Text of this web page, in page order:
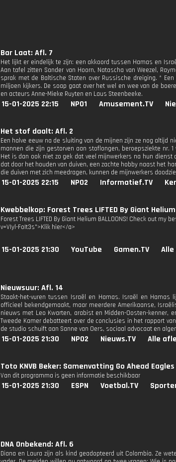
Bar Laat: Afl. 7
Het lijkt er eindelijk te zijn: een akkoord tussen Hamas en
Aan tafel zitten Sander van Hoorn, Natascha van Weezel,
sprak met de Baltische Staten over Russische dreiging. *
miljoen kijkers. De soap gaat over het wel en wee van de
en acteurs Anne-Mieke Ruyten en Laus Steenbeeke.
15-01-2025 22:15 NPO1 Amusement.TV
Het stof daalt: Afl. 2
Een halve eeuw na de sluiting van de mijnen zijn ze nog altijd
mannen die zijn gestorven aan stoflongen, beroepsziekte nr.
Het is dan ook niet zo gek dat veel mijnwerkers na hun
dat door het houden van duiven, een zachte hobby naast het
die duiven met zich meedragen, kunnen de mijnwerkers
15-01-2025 22:15 NPO2 Informatief.TV
Kwebbelkop: Forest Trees LIFTED By Giant Helium
Forest Trees LIFTED By Giant Helium BALLOONS! Check out
v=VIyl-FoIt3s">Klik hier</a>
15-01-2025 21:30 YouTube Gamen.TV
Nieuwsuur: Afl. 14
Staakt-het-vuren tussen Israël en Hamas. Israël en
officieel bekendgemaakt, maar meerdere Amerikaanse,
nieuws met Leo Kwarten, arabist en Midden-Oosten-kenner,
Tweede Kamer debatteert over de conclusies in het rapport
de studio schuift aan Sanne van Oers, sociaal advocaat en
15-01-2025 21:30 NPO2 Nieuws.TV Alle
Toto KNVB Beker: Samenvatting Go Ahead
Van dit programma is geen informatie beschikbaar
15-01-2025 21:30 ESPN Voetbal.TV
DNA Onbekend: Afl. 6
Diana en Laura zijn als kind geadopteerd uit Colombia. Ze